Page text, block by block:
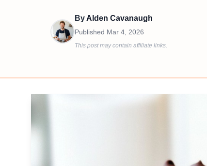
ByAlden Cavanaugh
Published Mar 4, 2026
This post may contain affiliate links.